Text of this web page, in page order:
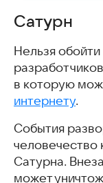
Сатурн
Нельзя
в которую
интернету.
События
человечество
Сатурна.
может